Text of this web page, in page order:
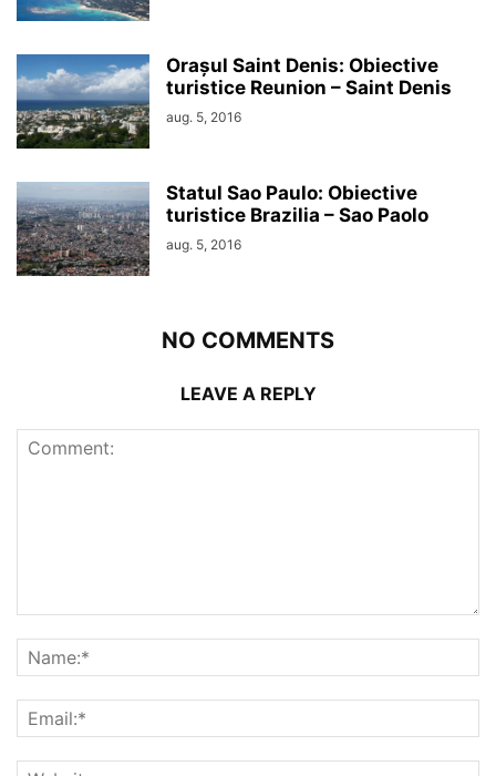
Orașul Saint Denis: Obiective
turistice Reunion – Saint Denis
aug. 5, 2016
Statul Sao Paulo: Obiective
turistice Brazilia – Sao Paolo
aug. 5, 2016
NO COMMENTS
LEAVE A REPLY